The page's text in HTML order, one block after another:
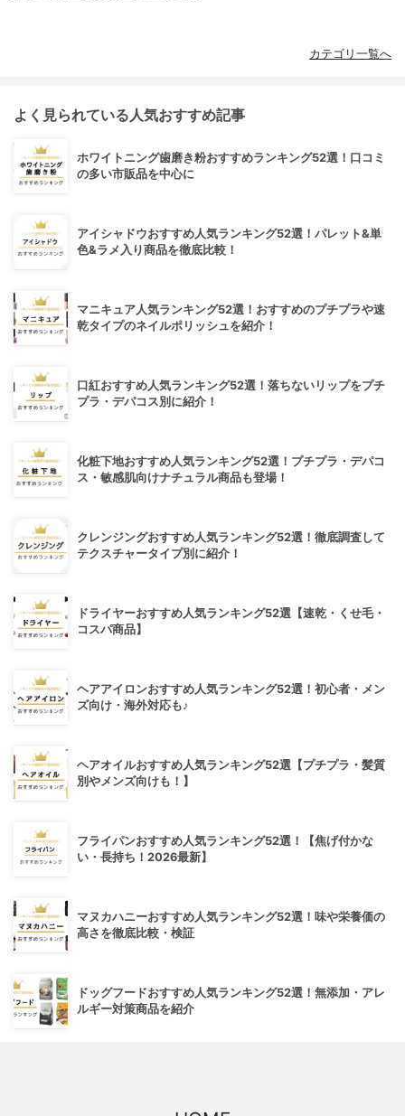
カテゴリ一覧へ
よく見られている人気おすすめ記事
ホワイトニング歯磨き粉おすすめランキング52選！口コミ
の多い市販品を中心に
アイシャドウおすすめ人気ランキング52選！パレット&単
色&ラメ入り商品を徹底比較！
マニキュア人気ランキング52選！おすすめのプチプラや速
乾タイプのネイルポリッシュを紹介！
口紅おすすめ人気ランキング52選！落ちないリップをプチ
プラ・デパコス別に紹介！
化粧下地おすすめ人気ランキング52選！プチプラ・デパコ
ス・敏感肌向けナチュラル商品も登場！
クレンジングおすすめ人気ランキング52選！徹底調査して
テクスチャータイプ別に紹介！
ドライヤーおすすめ人気ランキング52選【速乾・くせ毛・
コスパ商品】
ヘアアイロンおすすめ人気ランキング52選！初心者・メン
ズ向け・海外対応も♪
ヘアオイルおすすめ人気ランキング52選【プチプラ・髪質
別やメンズ向けも！】
フライパンおすすめ人気ランキング52選！【焦げ付かな
い・長持ち！2026最新】
マヌカハニーおすすめ人気ランキング52選！味や栄養価の
高さを徹底比較・検証
ドッグフードおすすめ人気ランキング52選！無添加・アレ
ルギー対策商品を紹介